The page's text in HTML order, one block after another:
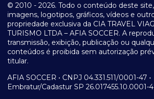
© 2010 - 2026. Todo o conteúdo deste
imagens, logotipos, gráficos, vídeos e
propriedade exclusiva da CIA TRAVEL
TURISMO LTDA – AFIA SOCCER. A
transmissão, exibição, publicação ou
conteúdos é proibida sem autorização
titular.
AFIA SOCCER • CNPJ 04.331.511/0001-47 •
Embratur/Cadastur SP 26.017455.10.0001-4